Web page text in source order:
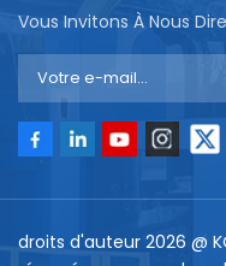
Vous Invitons À Nous
droits d'auteur 2026 @